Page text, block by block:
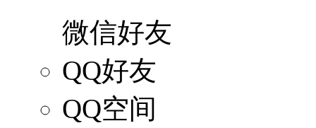
微信好友
QQ好友
QQ空间